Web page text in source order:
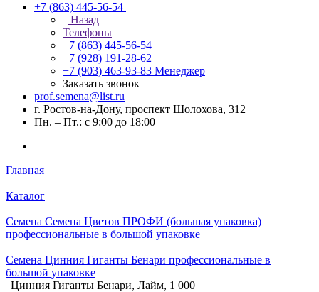
+7 (863) 445-56-54
Назад
Телефоны
+7 (863) 445-56-54
+7 (928) 191-28-62
+7 (903) 463-93-83 Менеджер
Заказать звонок
prof.semena@list.ru
г. Ростов-на-Дону, проспект Шолохова, 312
Пн. – Пт.: с 9:00 до 18:00
Главная
Каталог
Семена Семена Цветов ПРОФИ (большая упаковка)
профессиональные в большой упаковке
Семена Цинния Гиганты Бенари профессиональные в
большой упаковке
Цинния Гиганты Бенари, Лайм, 1 000